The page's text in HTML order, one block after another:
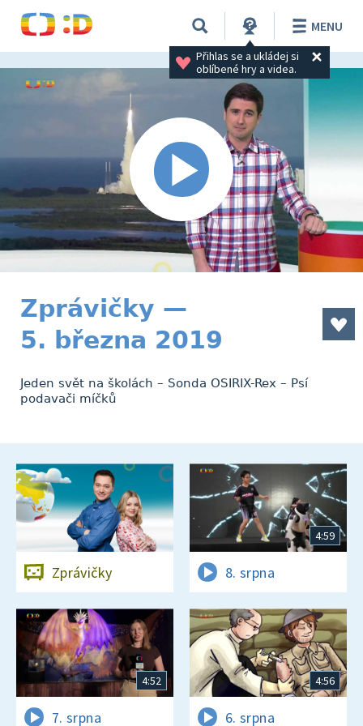
Přihlas se a ukládej si
oblíbené hry a videa.
MENU
Zprávičky —
5. března 2019
Jeden svět na školách – Sonda OSIRIX-Rex – Psí
podavači míčků
Zprávičky
4:59
8. srpna
4:52
7. srpna
4:56
6. srpna